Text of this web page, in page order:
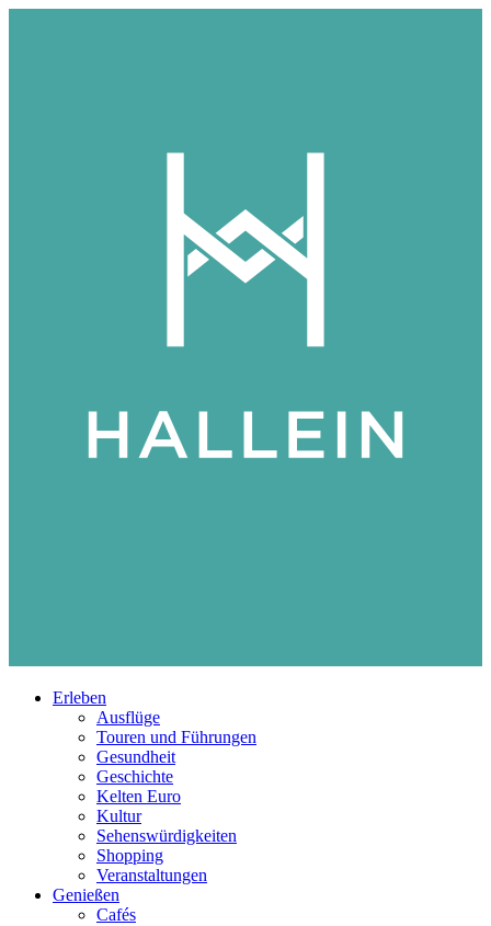
Erleben
Ausflüge
Touren und Führungen
Gesundheit
Geschichte
Kelten Euro
Kultur
Sehenswürdigkeiten
Shopping
Veranstaltungen
Genießen
Cafés